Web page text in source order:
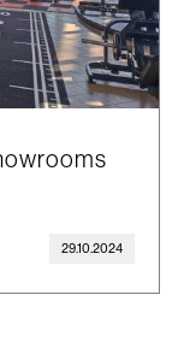
29.10.2024